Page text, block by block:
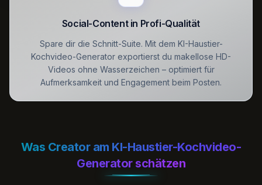
Social-Content in Profi-Qualität
Spare dir die Schnitt-Suite. Mit dem KI-Haustier-
Kochvideo-Generator exportierst du makellose HD-
Videos ohne Wasserzeichen – optimiert für
Aufmerksamkeit und Engagement beim Posten.
Was Creator am KI-Haustier-Kochvideo-
Generator schätzen